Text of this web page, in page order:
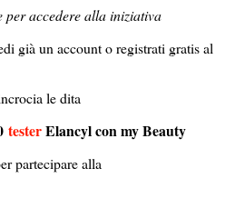
per accedere alla iniziativa
già un account o registrati gratis al
le dita
testerElancyl con my Beauty
partecipare alla